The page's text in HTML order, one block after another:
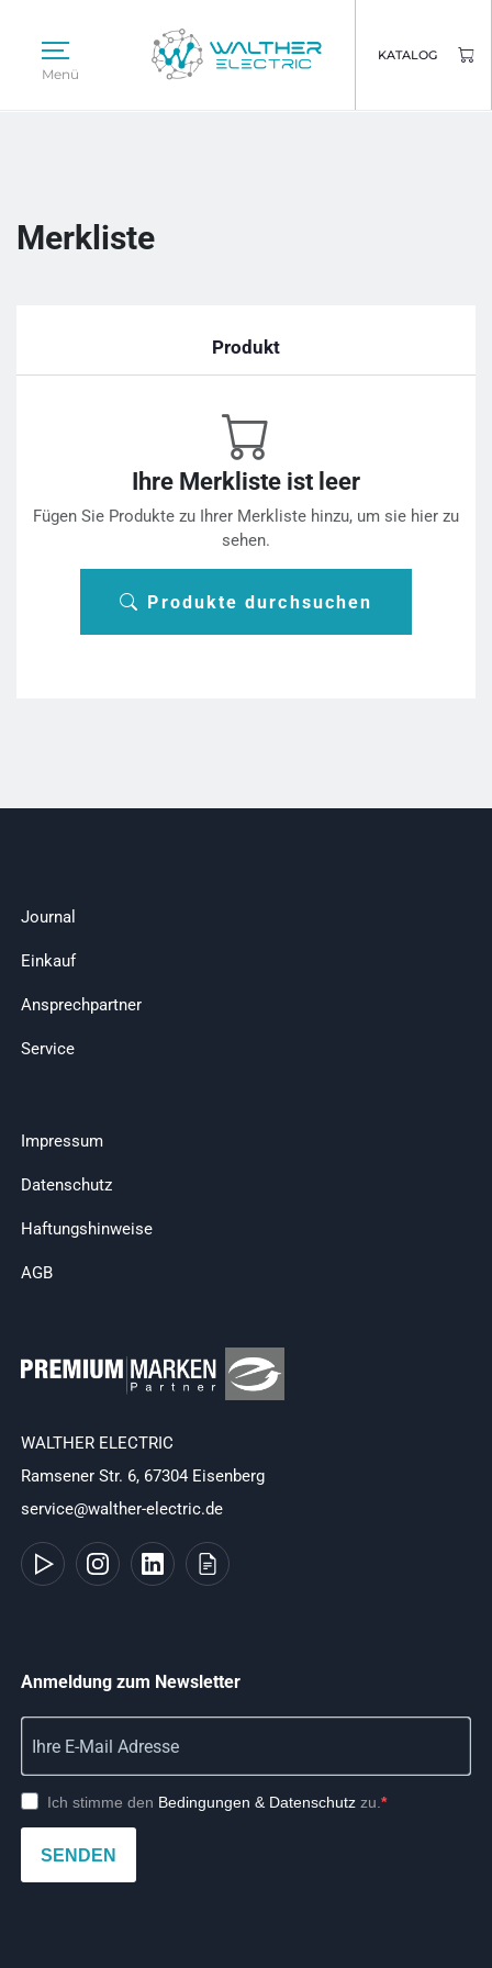
Menü
KATALOG
Merkliste
Produkt
Ihre Merkliste ist leer
Fügen Sie Produkte zu Ihrer Merkliste hinzu, um sie hier zu
sehen.
Produkte durchsuchen
Journal
Einkauf
Ansprechpartner
Service
Impressum
Datenschutz
Haftungshinweise
AGB
WALTHER ELECTRIC
Ramsener Str. 6, 67304 Eisenberg
service@walther-electric.de
Anmeldung zum Newsletter
Ich stimme den Bedingungen & Datenschutz zu.
SENDEN